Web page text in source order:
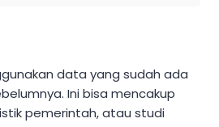
data yang sudah ada
Ini bisa mencakup
pemerintah, atau studi